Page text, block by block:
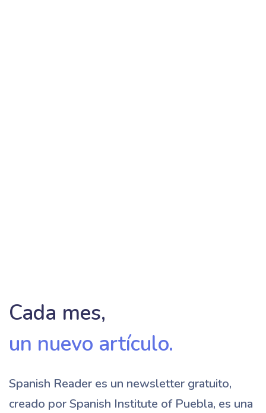
Cada mes,
un nuevo artículo.
Spanish Reader es un newsletter gratuito,
creado por Spanish Institute of Puebla, es una